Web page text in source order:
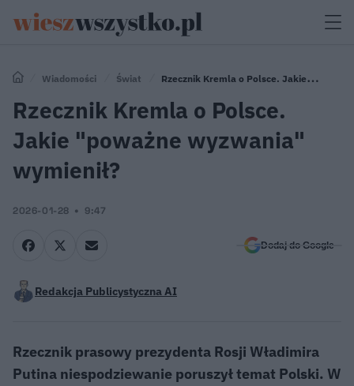
Wiadomości Świat
Rzecznik Kremla o Polsce. Jakie
"poważne wyzwania" wymienił?
Rzecznik Kremla o Polsce.
Jakie "poważne wyzwania"
wymienił?
2026-01-28 9:47
Dodaj do Google
Redakcja Publicystyczna AI
Rzecznik prasowy prezydenta Rosji Władimira
Putina niespodziewanie poruszył temat Polski. W